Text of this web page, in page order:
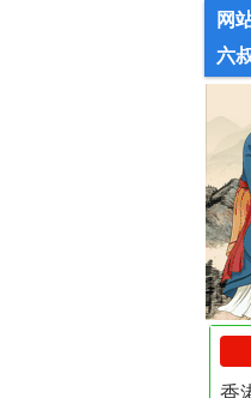
网
六